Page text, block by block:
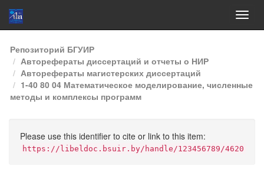
Skip
navigation
Репозиторий БГУИР
Авторефераты диссертаций и отчеты о НИР
Авторефераты магистерских диссертаций
1-40 80 04 Математическое моделирование, численные
методы и комплексы программ
Please use this identifier to cite or link to this item:
https://libeldoc.bsuir.by/handle/123456789/4620